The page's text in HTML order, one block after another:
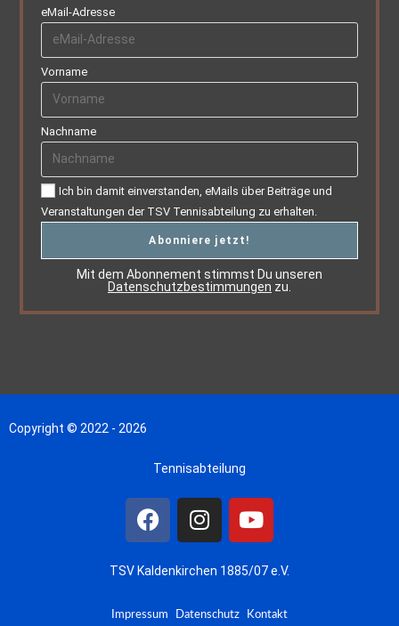
eMail-Adresse
Vorname
Nachname
Ich bin damit einverstanden, eMails über Beiträge und
Veranstaltungen der TSV Tennisabteilung zu erhalten.
Mit dem Abonnement stimmst Du unseren
Datenschutzbestimmungen zu.
Copyright © 2022 - 2026
Tennisabteilung
TSV Kaldenkirchen 1885/07 e.V.
Impressum Datenschutz Kontakt